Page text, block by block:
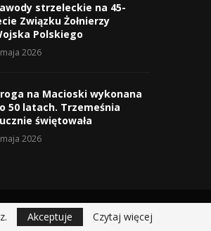
strzeleckie na 45-
Związku Żołnierzy
Polskiego
2026
na Macioski wykonana
50 latach. Trzemeśnia
świętowała
2026
Akceptuje Czytaj więcej